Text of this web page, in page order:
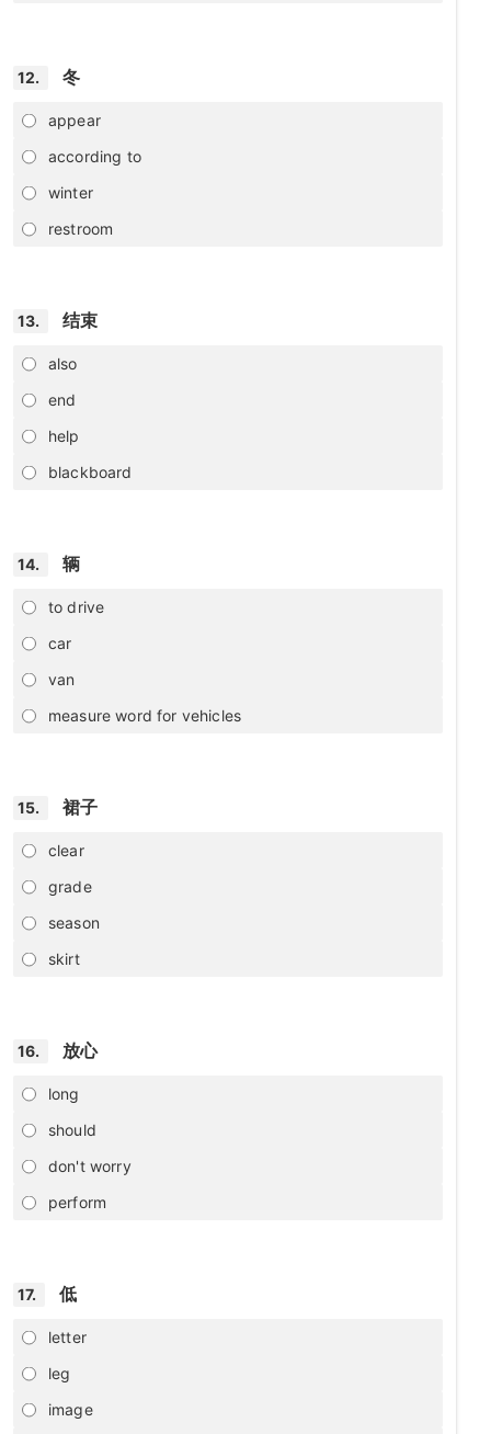
12. 冬
appear
according to
winter
restroom
13. 结束
also
end
help
blackboard
14. 辆
to drive
car
van
measure word for vehicles
15. 裙子
clear
grade
season
skirt
16. 放心
long
should
don't worry
perform
17. 低
letter
leg
image